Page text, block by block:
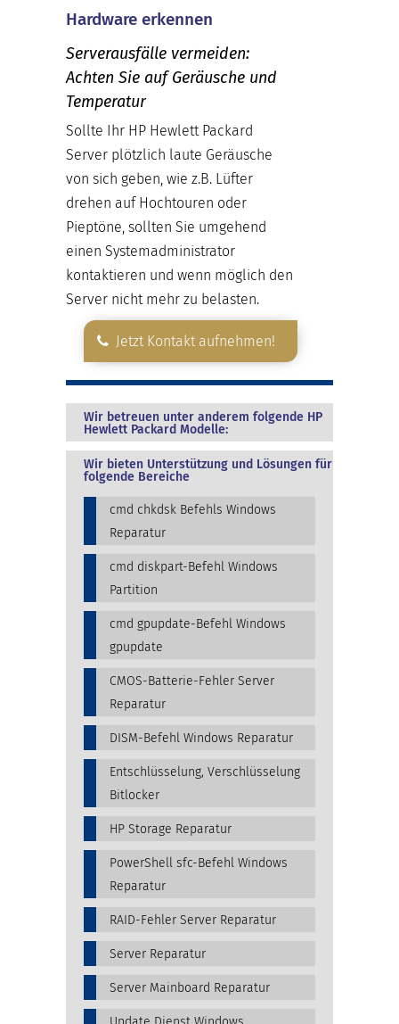
Hardware erkennen
Serverausfälle vermeiden:
Achten Sie auf Geräusche und
Temperatur
Sollte Ihr HP Hewlett Packard
Server plötzlich laute Geräusche
von sich geben, wie z.B. Lüfter
drehen auf Hochtouren oder
Pieptöne, sollten Sie umgehend
einen Systemadministrator
kontaktieren und wenn möglich den
Server nicht mehr zu belasten.
Jetzt Kontakt aufnehmen!
Wir betreuen unter anderem folgende HP
Hewlett Packard Modelle:
Wir bieten Unterstützung und Lösungen für
folgende Bereiche
cmd chkdsk Befehls Windows
Reparatur
cmd diskpart-Befehl Windows
Partition
cmd gpupdate-Befehl Windows
gpupdate
CMOS-Batterie-Fehler Server
Reparatur
DISM-Befehl Windows Reparatur
Entschlüsselung, Verschlüsselung
Bitlocker
HP Storage Reparatur
PowerShell sfc-Befehl Windows
Reparatur
RAID-Fehler Server Reparatur
Server Reparatur
Server Mainboard Reparatur